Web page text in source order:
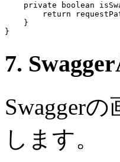
private boolean
return
    }
7.
Swagger
します。